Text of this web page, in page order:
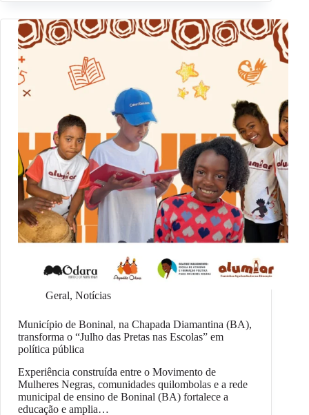
Geral, Notícias
Município de Boninal, na Chapada Diamantina (BA),
transforma o “Julho das Pretas nas Escolas” em
política pública
Experiência construída entre o Movimento de
Mulheres Negras, comunidades quilombolas e a rede
municipal de ensino de Boninal (BA) fortalece a
educação e amplia…